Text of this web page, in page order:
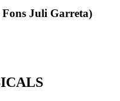
Juli Garreta)